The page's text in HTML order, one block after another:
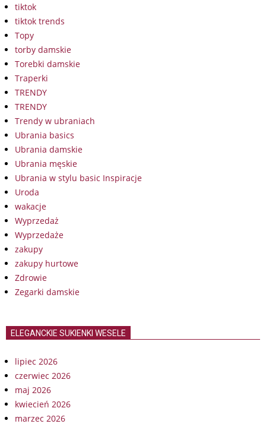
tiktok
tiktok trends
Topy
torby damskie
Torebki damskie
Traperki
TRENDY
TRENDY
Trendy w ubraniach
Ubrania basics
Ubrania damskie
Ubrania męskie
Ubrania w stylu basic Inspiracje
Uroda
wakacje
Wyprzedaż
Wyprzedaże
zakupy
zakupy hurtowe
Zdrowie
Zegarki damskie
ELEGANCKIE SUKIENKI WESELE
lipiec 2026
czerwiec 2026
maj 2026
kwiecień 2026
marzec 2026